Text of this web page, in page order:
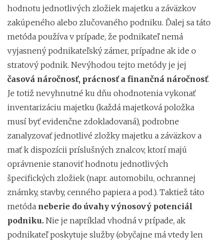
hodnotu jednotlivých zložiek majetku a záväzkov
zakúpeného alebo zlučovaného podniku. Ďalej sa táto
metóda používa v prípade, že podnikateľ nemá
vyjasnený podnikateľský zámer, prípadne ak ide o
stratový podnik. Nevýhodou tejto metódy je jej
časová náročnosť, prácnosť a finančná náročnosť.
Je totiž nevyhnutné ku dňu ohodnotenia vykonať
inventarizáciu majetku (každá majetková položka
musí byť evidenčne zdokladovaná), podrobne
zanalyzovať jednotlivé zložky majetku a záväzkov a
mať k dispozícii príslušných znalcov, ktorí majú
oprávnenie stanoviť hodnotu jednotlivých
špecifických zložiek (napr. automobilu, ochrannej
známky, stavby, cenného papiera a pod.). Taktiež táto
metóda neberie do úvahy výnosový potenciál
podniku. Nie je napríklad vhodná v prípade, ak
podnikateľ poskytuje služby (obyčajne má vtedy len